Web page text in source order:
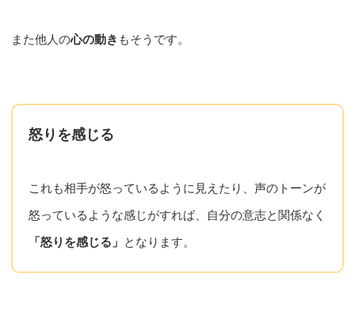
また他人の心の動き もそうです。
怒りを感じる
これも相手が怒っているように見えたり、声のトーンが
怒っているような感じがすれば、自分の意志と関係なく
「怒りを感じる」 となります。